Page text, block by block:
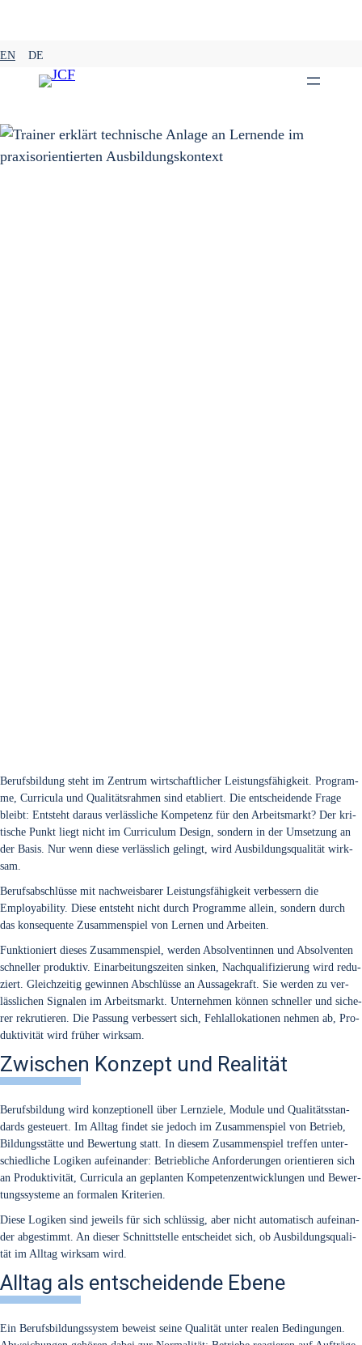
Zum
EN DE
Berufs­bil­dung steht im Zen­trum wirt­schaft­li­cher Leis­tungs­fä­hig­keit. Pro­gram­
me, Cur­ri­cu­la und Qua­li­täts­rah­men sind eta­bliert. Die ent­schei­den­de Fra­ge
bleibt: Ent­steht dar­aus ver­läss­li­che Kom­pe­tenz für den Arbeits­markt? Der kri­
ti­sche Punkt liegt nicht im Cur­ri­cu­lum Design, son­dern in der Umset­zung an
der Basis. Nur wenn die­se ver­läss­lich gelingt, wird Aus­bil­dungs­qua­li­tät wirk­
sam.
Berufs­ab­schlüs­se mit nach­weis­ba­rer Leis­tungs­fä­hig­keit ver­bes­sern die
Employa­bi­li­ty. Die­se ent­steht nicht durch Pro­gram­me allein, son­dern durch
das kon­se­quen­te Zusam­men­spiel von Ler­nen und Arbei­ten.
Funk­tio­niert die­ses Zusam­men­spiel, wer­den Absol­ven­tin­nen und Absol­ven­ten
schnel­ler pro­duk­tiv. Ein­ar­bei­tungs­zei­ten sin­ken, Nach­qua­li­fi­zie­rung wird redu­
ziert. Gleich­zei­tig gewin­nen Abschlüs­se an Aus­sa­ge­kraft. Sie wer­den zu ver­
läss­li­chen Signa­len im Arbeits­markt. Unter­neh­men kön­nen schnel­ler und siche­
rer rekru­tie­ren. Die Pas­sung ver­bes­sert sich, Fehl­al­lo­ka­tio­nen neh­men ab, Pro­
duk­ti­vi­tät wird frü­her wirk­sam.
Zwischen Konzept und Realität
Berufs­bil­dung wird kon­zep­tio­nell über Lern­zie­le, Modu­le und Qua­li­täts­stan­
dards gesteu­ert. Im All­tag fin­det sie jedoch im Zusam­men­spiel von Betrieb,
Bil­dungs­stät­te und Bewer­tung statt. In die­sem Zusam­men­spiel tref­fen unter­
schied­li­che Logi­ken auf­ein­an­der: Betrieb­li­che Anfor­de­run­gen ori­en­tie­ren sich
an Pro­duk­ti­vi­tät, Cur­ri­cu­la an geplan­ten Kom­pe­tenz­ent­wick­lun­gen und Bewer­
tungs­sys­te­me an for­ma­len Kri­te­ri­en.
Die­se Logi­ken sind jeweils für sich schlüs­sig, aber nicht auto­ma­tisch auf­ein­an­
der abge­stimmt. An die­ser Schnitt­stel­le ent­schei­det sich, ob Aus­bil­dungs­qua­li­
tät im All­tag wirk­sam wird.
Alltag als entscheidende Ebene
Ein Berufs­bil­dungs­sys­tem beweist sei­ne Qua­li­tät unter rea­len Bedin­gun­gen.